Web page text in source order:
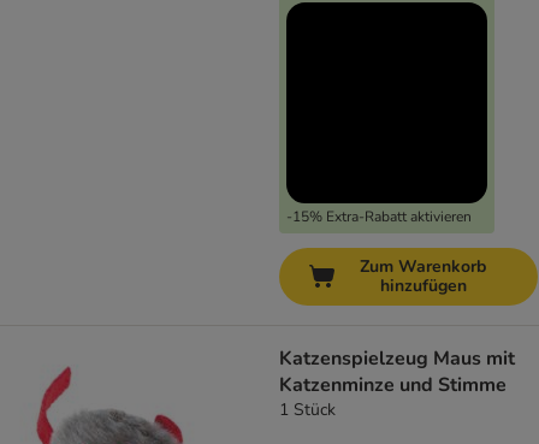
-15% Extra-Rabatt aktivieren
Zum Warenkorb
hinzufügen
Katzenspielzeug Maus mit
Katzenminze und Stimme
1 Stück